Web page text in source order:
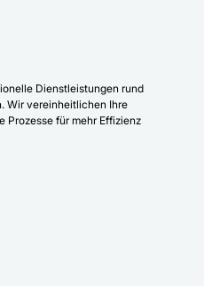
Dienstleistungen rund
Wir vereinheitlichen Ihre
Prozesse für mehr Effizienz